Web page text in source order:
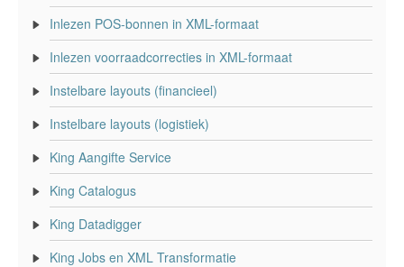
Inlezen POS-bonnen in XML-formaat
Inlezen voorraadcorrecties in XML-formaat
Instelbare layouts (financieel)
Instelbare layouts (logistiek)
King Aangifte Service
King Catalogus
King Datadigger
King Jobs en XML Transformatie